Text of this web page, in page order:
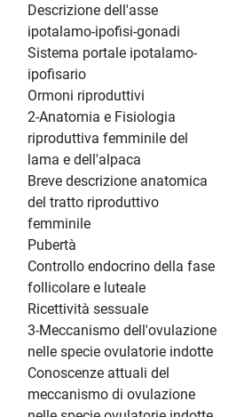
Descrizione dell'asse
ipotalamo-ipofisi-gonadi
Sistema portale ipotalamo-
ipofisario
Ormoni riproduttivi
2-Anatomia e Fisiologia
riproduttiva femminile del
lama e dell'alpaca
Breve descrizione anatomica
del tratto riproduttivo
femminile
Pubertà
Controllo endocrino della fase
follicolare e luteale
Ricettività sessuale
3-Meccanismo dell'ovulazione
nelle specie ovulatorie indotte
Conoscenze attuali del
meccanismo di ovulazione